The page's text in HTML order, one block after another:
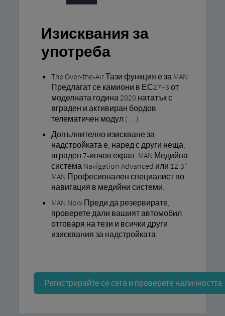
Изисквания за
употреба
The Over-the-Air Тази функция е за MAN
Предлагат се камиони в ЕС27+3 от
моделната година 2020 нататък с
вграден и активиран бордов
телематичен модул ( ... ).
Допълнително изискване за
надстройката е, наред с други неща,
вграден 7-инчов екран. MAN Медийна
система Navigation Advanced или 12.3"
MAN Професионален специалист по
навигация в медийни системи.
MAN Now Преди да резервирате,
проверете дали вашият автомобил
отговаря на тези и всички други
изисквания за надстройката.
Регистрирайте се сега и проверете наличността